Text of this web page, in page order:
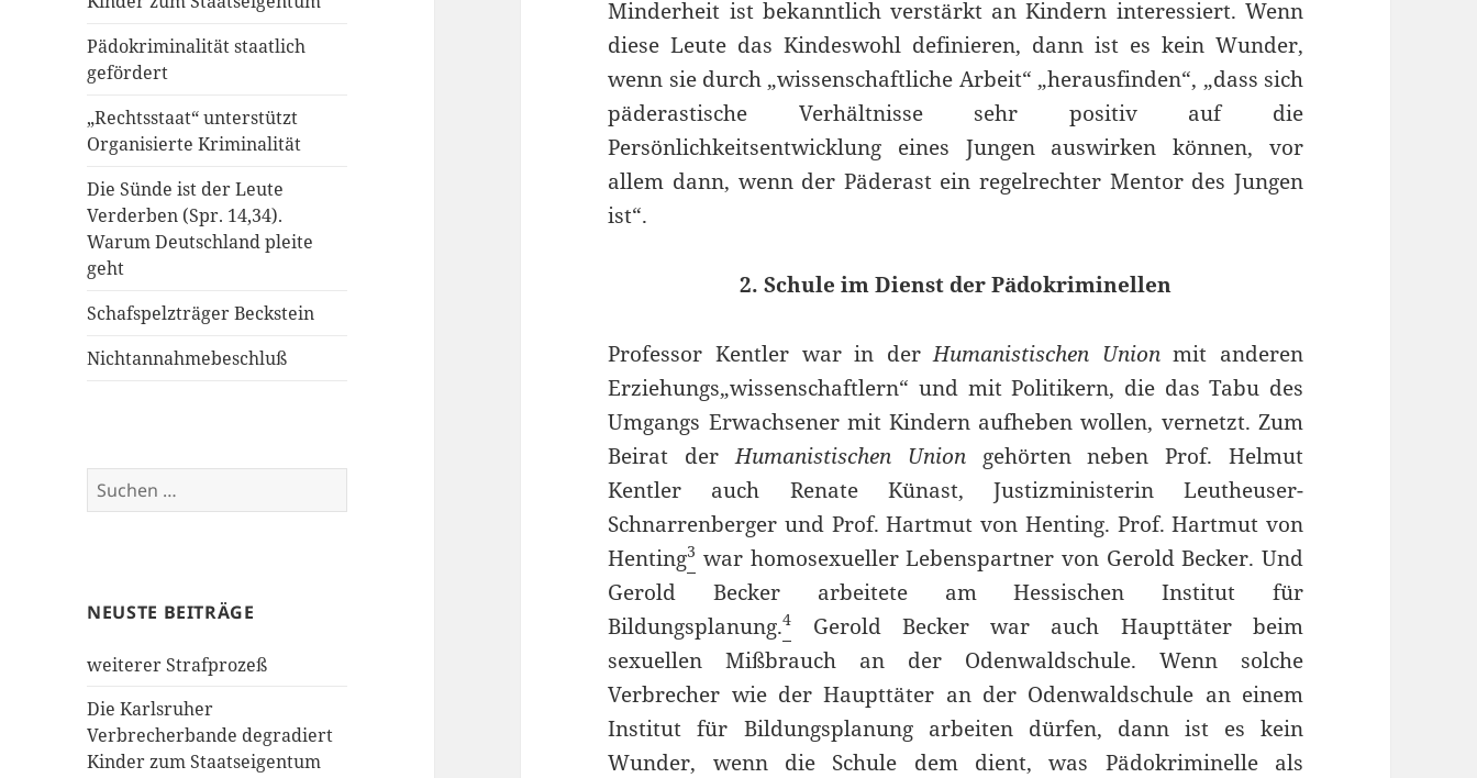
Pädokriminalität staatlich
gefördert
„Rechtsstaat“ unterstützt
Organisierte Kriminalität
Die Sünde ist der Leute
Verderben (Spr. 14,34).
Warum Deutschland pleite
geht
Schafspelzträger Beckstein
Nichtannahmebeschluß
Suche
nach:
NEUSTE BEITRÄGE
weiterer Strafprozeß
Die Karlsruher
Verbrecherbande degradiert
Kinder zum Staatseigentum
Minderheit ist bekanntlich verstärkt an Kindern interessiert. Wenn
diese Leute das Kindeswohl definieren, dann ist es kein Wunder,
wenn sie durch „wissenschaftliche Arbeit“ „herausfinden“, „dass sich
päderastische Verhältnisse sehr positiv auf die
Persönlichkeitsentwicklung eines Jungen auswirken können, vor
allem dann, wenn der Päderast ein regelrechter Mentor des Jungen
ist“.
2. Schule im Dienst der Pädokriminellen
Professor Kentler war in derHumanistischen Unionmit anderen
Erziehungs„wissenschaftlern“ und mit Politikern, die das Tabu des
Umgangs Erwachsener mit Kindern aufheben wollen, vernetzt. Zum
Beirat derHumanistischen Uniongehörten neben Prof. Helmut
Kentler auch Renate Künast, Justizministerin Leutheuser-
Schnarrenberger und Prof. Hartmut von Henting. Prof. Hartmut von
Henting3 war homosexueller Lebenspartner von Gerold Becker. Und
Gerold Becker arbeitete am Hessischen Institut für
Bildungsplanung.4
Gerold Becker war auch Haupttäter beim
sexuellen Mißbrauch an der Odenwaldschule. Wenn solche
Verbrecher wie der Haupttäter an der Odenwaldschule an einem
Institut für Bildungsplanung arbeiten dürfen, dann ist es kein
Wunder, wenn die Schule dem dient, was Pädokriminelle als